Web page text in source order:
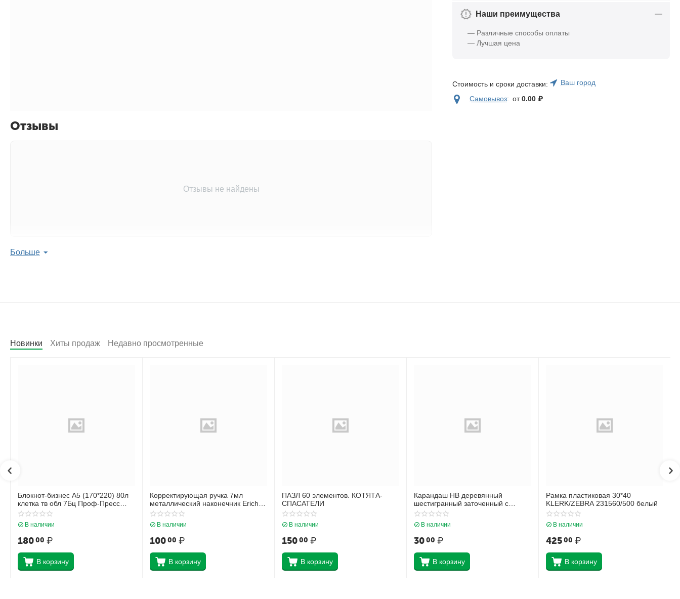
Наши преимущества
— Различные способы оплаты
— Лучшая цена
Стоимость и сроки доставки:
Ваш город
Самовывоз: от0.00 ₽
Отзывы
Отзывы не найдены
Больше
Новинки Хиты продаж Недавно просмотренные
Блокнот-бизнес А5 (170*220) 80л
клетка тв обл 7Бц Проф-Пресс
Нежные листья глянц лам 80-4472
В наличии
18000 ₽
В корзину
Корректирующая ручка 7мл
металлический наконечник Erich
Krause Стандарт 55989
В наличии
10000 ₽
В корзину
ПАЗЛ 60 элементов. КОТЯТА-
СПАСАТЕЛИ
В наличии
15000 ₽
В корзину
Карандаш НВ деревянный
шестигранный заточенный с
ластиком Erich Krause Черный как
В наличии
3000 ₽
В корзину
Рамка пластиковая 30*40
KLERK/ZEBRA 231560/500 белый
В наличии
42500 ₽
В корзину